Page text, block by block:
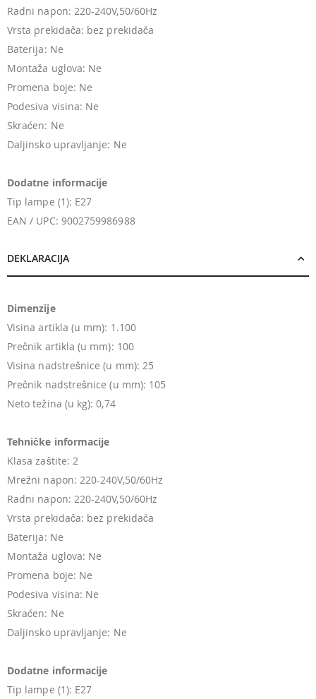
Radni napon: 220-240V,50/60Hz
Vrsta prekidača: bez prekidača
Baterija: Ne
Montaža uglova: Ne
Promena boje: Ne
Podesiva visina: Ne
Skraćen: Ne
Daljinsko upravljanje: Ne
Dodatne informacije
Tip lampe (1): E27
EAN / UPC: 9002759986988
DEKLARACIJA
Dimenzije
Visina artikla (u mm): 1.100
Prečnik artikla (u mm): 100
Visina nadstrešnice (u mm): 25
Prečnik nadstrešnice (u mm): 105
Neto težina (u kg): 0,74
Tehničke informacije
Klasa zaštite: 2
Mrežni napon: 220-240V,50/60Hz
Radni napon: 220-240V,50/60Hz
Vrsta prekidača: bez prekidača
Baterija: Ne
Montaža uglova: Ne
Promena boje: Ne
Podesiva visina: Ne
Skraćen: Ne
Daljinsko upravljanje: Ne
Dodatne informacije
Tip lampe (1): E27